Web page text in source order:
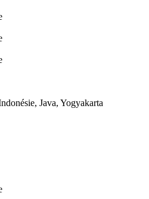
Java, Yogyakarta